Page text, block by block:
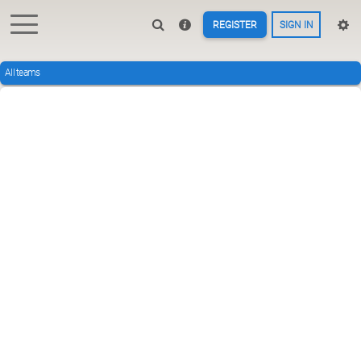
REGISTER SIGN IN
All teams